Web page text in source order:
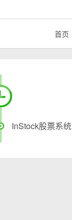
首页
InStock股票系统